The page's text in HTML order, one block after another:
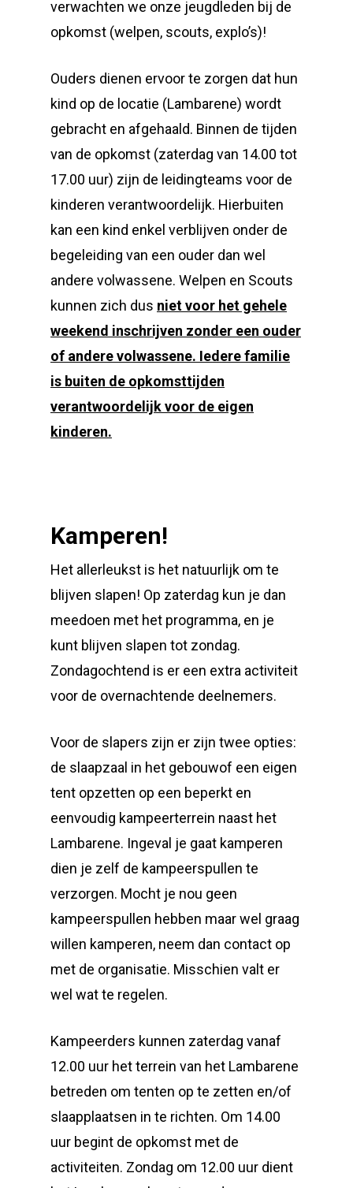
verwachten we onze jeugdleden bij de
opkomst (welpen, scouts, explo’s)!
Ouders dienen ervoor te zorgen dat hun
kind op de locatie (Lambarene) wordt
gebracht en afgehaald. Binnen de tijden
van de opkomst (zaterdag van 14.00 tot
17.00 uur) zijn de leidingteams voor de
kinderen verantwoordelijk. Hierbuiten
kan een kind enkel verblijven onder de
begeleiding van een ouder dan wel
andere volwassene. Welpen en Scouts
kunnen zich dus niet voor het gehele
weekend inschrijven zonder een ouder
of andere volwassene. Iedere familie
is buiten de opkomsttijden
verantwoordelijk voor de eigen
kinderen.
Kamperen!
Het allerleukst is het natuurlijk om te
blijven slapen! Op zaterdag kun je dan
meedoen met het programma, en je
kunt blijven slapen tot zondag.
Zondagochtend is er een extra activiteit
voor de overnachtende deelnemers.
Voor de slapers zijn er zijn twee opties:
de slaapzaal in het gebouwof een eigen
tent opzetten op een beperkt en
eenvoudig kampeerterrein naast het
Lambarene. Ingeval je gaat kamperen
dien je zelf de kampeerspullen te
verzorgen. Mocht je nou geen
kampeerspullen hebben maar wel graag
willen kamperen, neem dan contact op
met de organisatie. Misschien valt er
wel wat te regelen.
Kampeerders kunnen zaterdag vanaf
12.00 uur het terrein van het Lambarene
betreden om tenten op te zetten en/of
slaapplaatsen in te richten. Om 14.00
uur begint de opkomst met de
activiteiten. Zondag om 12.00 uur dient